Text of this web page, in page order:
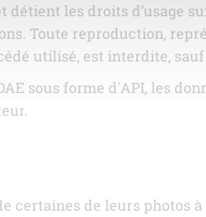
les droits d’usage
Toute reproduction,
utilisé, est interdite,
sous forme d'API, les
de leurs photos